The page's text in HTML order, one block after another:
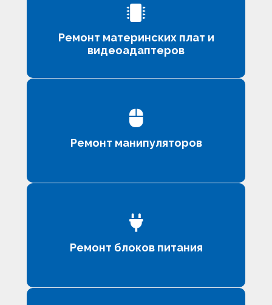
Ремонт материнских плат и
видеоадаптеров
Ремонт манипуляторов
Ремонт блоков питания